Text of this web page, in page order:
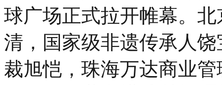
球广场正式拉开帷幕。
清，国家级非遗传承人
裁旭恺，珠海万达商业